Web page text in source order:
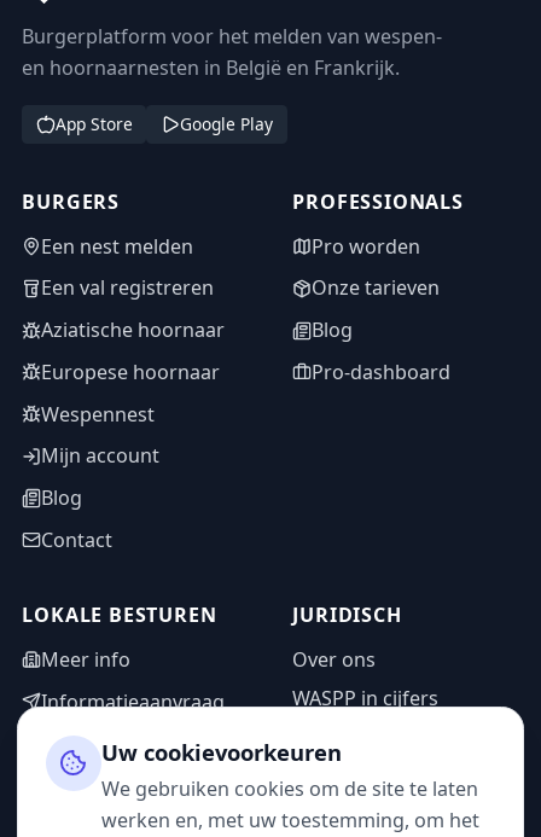
Burgerplatform voor het melden van wespen-
en hoornaarnesten in België en Frankrijk.
App Store Google Play
BURGERS
Een nest melden
Een val registreren
Aziatische hoornaar
Europese hoornaar
Wespennest
Mijn account
Blog
Contact
PROFESSIONALS
Pro worden
Onze tarieven
Blog
Pro-dashboard
LOKALE BESTUREN
Meer info
Informatieaanvraag
Adminzone
JURIDISCH
Over ons
WASPP in cijfers
Privacybeleid
Gebruiksvoorwaarden
Uw cookievoorkeuren
We gebruiken cookies om de site te laten
werken en, met uw toestemming, om het